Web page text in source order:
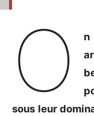
O
sous leur